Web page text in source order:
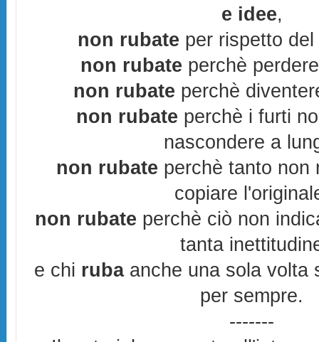
e idee,
non rubate per rispetto
non rubate perchè
non rubate perchè
non rubate perchè i furti
nascondere a
non rubate perchè tanto non
copiare
non rubate perchè ciò non
tanta
e chi rubaanche una sola volta
per sempre.
-------